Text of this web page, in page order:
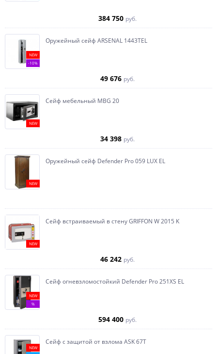
384 750 руб.
NEW
-10%
Оружейный сейф ARSENAL 1443ТEL
49 676 руб.
NEW
Сейф мебельный MBG 20
34 398 руб.
NEW
Оружейный сейф Defender Pro 059 LUX EL
NEW
Сейф встраиваемый в стену GRIFFON W 2015 K
46 242 руб.
NEW
%
Сейф огневзломостойкий Defender Pro 251XS EL
594 400 руб.
NEW
Сейф с защитой от взлома ASK 67T